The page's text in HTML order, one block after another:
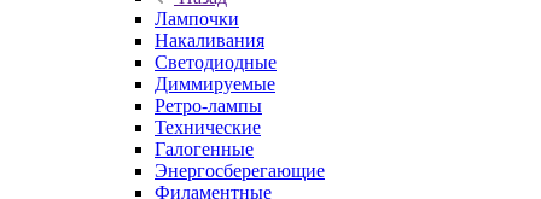
Лампочки
Накаливания
Светодиодные
Диммируемые
Ретро-лампы
Технические
Галогенные
Энергосберегающие
Филаментные